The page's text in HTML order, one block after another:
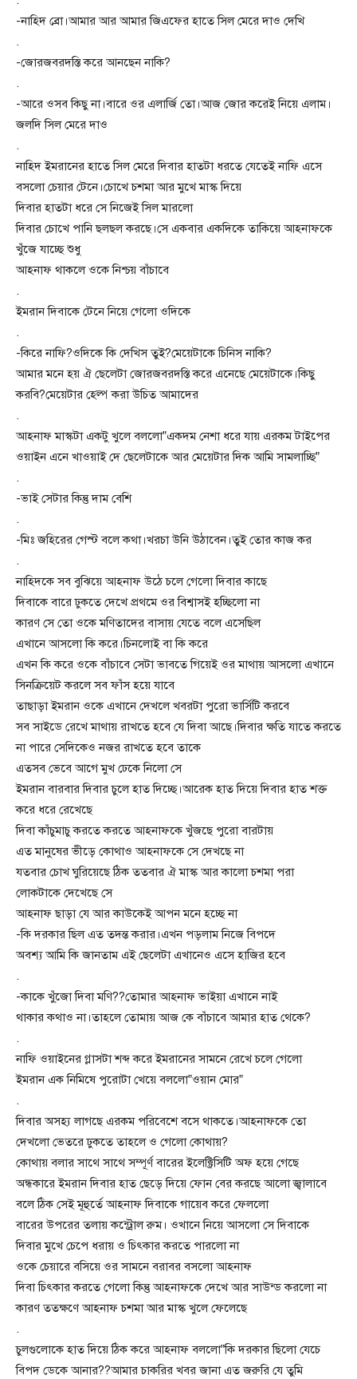
-নাহিদ ব্রো।আমার আর আমার জিএফের হাতে সিল মেরে দাও দেখি
.
-জোরজবরদস্তি করে আনছেন নাকি?
.
-আরে ওসব কিছু না।বারে ওর এলার্জি তো।আজ জোর করেই নিয়ে এলাম।
জলদি সিল মেরে দাও
.
নাহিদ ইমরানের হাতে সিল মেরে দিবার হাতটা ধরতে যেতেই নাফি এসে
বসলো চেয়ার টেনে।চোখে চশমা আর মুখে মাস্ক দিয়ে
দিবার হাতটা ধরে সে নিজেই সিল মারলো
দিবার চোখে পানি ছলছল করছে।সে একবার একদিকে তাকিয়ে আহনাফকে
খুঁজে যাচ্ছে শুধু
আহনাফ থাকলে ওকে নিশ্চয় বাঁচাবে
.
ইমরান দিবাকে টেনে নিয়ে গেলো ওদিকে
.
-কিরে নাফি?ওদিকে কি দেখিস তুই?মেয়েটাকে চিনিস নাকি?
আমার মনে হয় ঐ ছেলেটা জোরজবরদস্তি করে এনেছে মেয়েটাকে।কিছু
করবি?মেয়েটার হেল্প করা উচিত আমাদের
.
আহনাফ মাস্কটা একটু খুলে বললো”একদম নেশা ধরে যায় এরকম টাইপের
ওয়াইন এনে খাওয়াই দে ছেলেটাকে আর মেয়েটার দিক আমি সামলাচ্ছি”
.
-ভাই সেটার কিন্তু দাম বেশি
.
-মিঃ জহিরের গেস্ট বলে কথা।খরচা উনি উঠাবেন।তুই তোর কাজ কর
.
নাহিদকে সব বুঝিয়ে আহনাফ উঠে চলে গেলো দিবার কাছে
দিবাকে বারে ঢুকতে দেখে প্রথমে ওর বিশ্বাসই হচ্ছিলো না
কারণ সে তো ওকে মণিতাদের বাসায় যেতে বলে এসেছিল
এখানে আসলো কি করে।চিনলোই বা কি করে
এখন কি করে ওকে বাঁচাবে সেটা ভাবতে গিয়েই ওর মাথায় আসলো এখানে
সিনক্রিয়েট করলে সব ফাঁস হয়ে যাবে
তাছাড়া ইমরান ওকে এখানে দেখলে খবরটা পুরো ভার্সিটি করবে
সব সাইডে রেখে মাথায় রাখতে হবে যে দিবা আছে।দিবার ক্ষতি যাতে করতে
না পারে সেদিকেও নজর রাখতে হবে তাকে
এতসব ভেবে আগে মুখ ঢেকে নিলো সে
ইমরান বারবার দিবার চুলে হাত দিচ্ছে।আরেক হাত দিয়ে দিবার হাত শক্ত
করে ধরে রেখেছে
দিবা কাঁচুমাচু করতে করতে আহনাফকে খুঁজছে পুরো বারটায়
এত মানুষের ভীড়ে কোথাও আহনাফকে সে দেখছে না
যতবার চোখ ঘুরিয়েছে ঠিক ততবার ঐ মাস্ক আর কালো চশমা পরা
লোকটাকে দেখেছে সে
আহনাফ ছাড়া যে আর কাউকেই আপন মনে হচ্ছে না
-কি দরকার ছিল এত তদন্ত করার।এখন পড়লাম নিজে বিপদে
অবশ্য আমি কি জানতাম এই ছেলেটা এখানেও এসে হাজির হবে
.
-কাকে খু্ঁজো দিবা মণি??তোমার আহনাফ ভাইয়া এখানে নাই
থাকার কথাও না।তাহলে তোমায় আজ কে বাঁচাবে আমার হাত থেকে?
.
নাফি ওয়াইনের গ্লাসটা শব্দ করে ইমরানের সামনে রেখে চলে গেলো
ইমরান এক নিমিষে পুরোটা খেয়ে বললো”ওয়ান মোর”
.
দিবার অসহ্য লাগছে এরকম পরিবেশে বসে থাকতে।আহনাফকে তো
দেখলো ভেতরে ঢুকতে তাহলে ও গেলো কোথায়?
কোথায় বলার সাথে সাথে সম্পূর্ণ বারের ইলেক্ট্রিসিটি অফ হয়ে গেছে
অন্ধকারে ইমরান দিবার হাত ছেড়ে দিয়ে ফোন বের করছে আলো জ্বালাবে
বলে ঠিক সেই মূহুর্তে আহনাফ দিবাকে গায়েব করে ফেললো
বারের উপরের তলায় কন্ট্রোল রুম। ওখানে নিয়ে আসলো সে দিবাকে
দিবার মুখে চেপে ধরায় ও চিৎকার করতে পারলো না
ওকে চেয়ারে বসিয়ে ওর সামনে বরাবর বসলো আহনাফ
দিবা চিৎকার করতে গেলো কিন্তু আহনাফকে দেখে আর সাউন্ড করলো না
কারণ ততক্ষণে আহনাফ চশমা আর মাস্ক খুলে ফেলেছে
.
চুলগুলোকে হাত দিয়ে ঠিক করে আহনাফ বললো”কি দরকার ছিলো যেচে
বিপদ ডেকে আনার??আমার চাকরির খবর জানা এত জরুরি যে তুমি